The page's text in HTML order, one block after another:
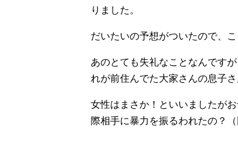
りました。
だいたいの予想がついたので、
あのとても失礼なことなんです
れが前住んでた大家さんの息子さ
女性はまさか！といいましたが
際相手に暴力を振るわれたの？